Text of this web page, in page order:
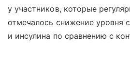
у участников, которые
отмечалось снижение уровня
и инсулина по сравнению с